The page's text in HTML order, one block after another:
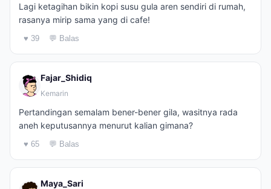
Lagi ketagihan bikin kopi susu gula aren sendiri di rumah,
rasanya mirip sama yang di cafe!
♥ 39 💬 Balas
Fajar_Shidiq
Kemarin
Pertandingan semalam bener-bener gila, wasitnya rada
aneh keputusannya menurut kalian gimana?
♥ 65 💬 Balas
Maya_Sari